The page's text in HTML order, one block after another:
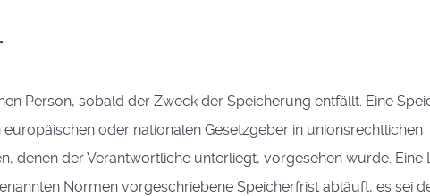
Person, sobald der Zweck der Speicherung entfällt. Eine
oder nationalen Gesetzgeber in unionsrechtlichen
denen der Verantwortliche unterliegt, vorgesehen wurde. Eine
Normen vorgeschriebene Speicherfrist abläuft, es sei